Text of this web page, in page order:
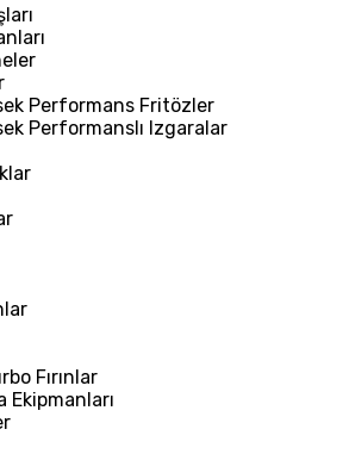
Performans Fritözler
Performanslı Izgaralar
Fırınlar
Ekipmanları